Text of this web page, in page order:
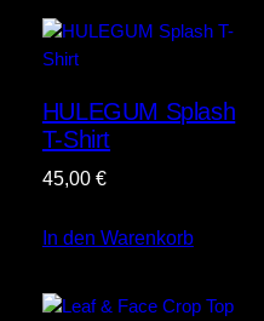
HULEGUM Splash
T-Shirt
45,00 €
In den Warenkorb